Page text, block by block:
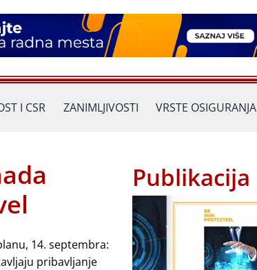
I CSR ZANIMLJIVOSTI VRSTE OSIGURANJA
14. septembra:
pribavljanje
Publikacija